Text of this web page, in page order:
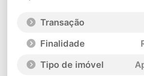
Transação
Finalidade
Tipo de imóvel